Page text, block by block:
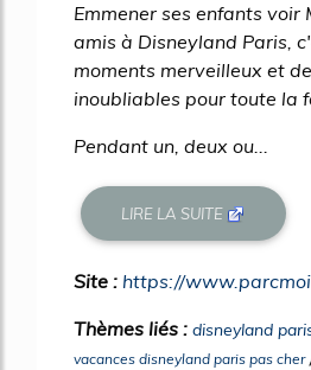
Emmener ses enfants voir
amis à Disneyland Paris,
moments merveilleux et
inoubliables pour toute la
Pendant un, deux ou...
LIRE LA SUITE
Site : https://
Thèmes liés : disneyland
vacances disneyland paris pas cher